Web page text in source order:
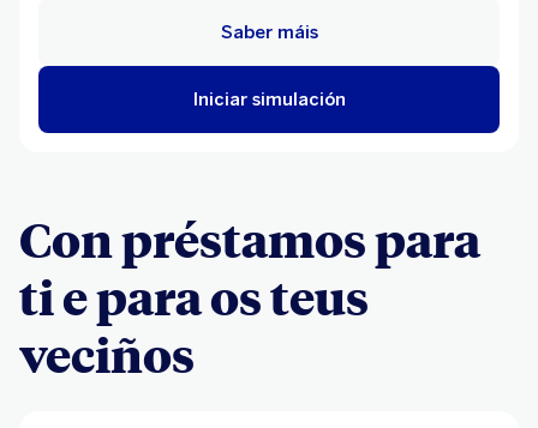
Iniciar simulación
Saber máis
Con préstamos para
ti e para os teus
veciños